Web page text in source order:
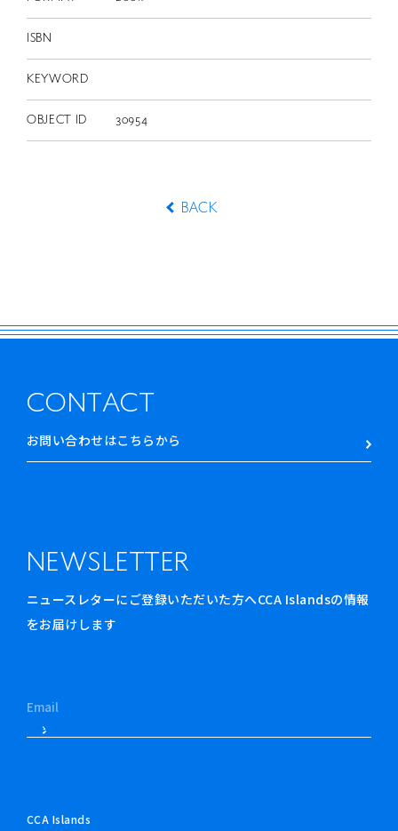
ISBN
KEYWORD
OBJECT ID 30954
BACK
CONTACT
お問い合わせはこちらから
NEWSLETTER
ニュースレターにご登録いただいた方へCCA Islandsの情報
をお届けします
CCA Islands